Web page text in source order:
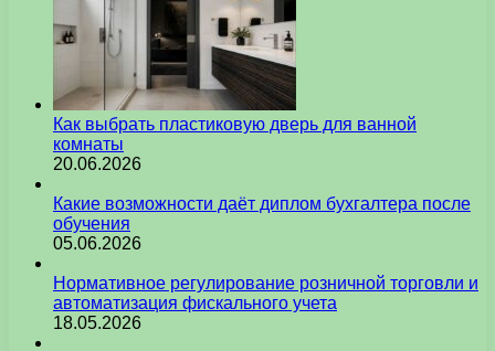
Как выбрать пластиковую дверь для ванной
комнаты
20.06.2026
Какие возможности даёт диплом бухгалтера после
обучения
05.06.2026
Нормативное регулирование розничной торговли и
автоматизация фискального учета
18.05.2026